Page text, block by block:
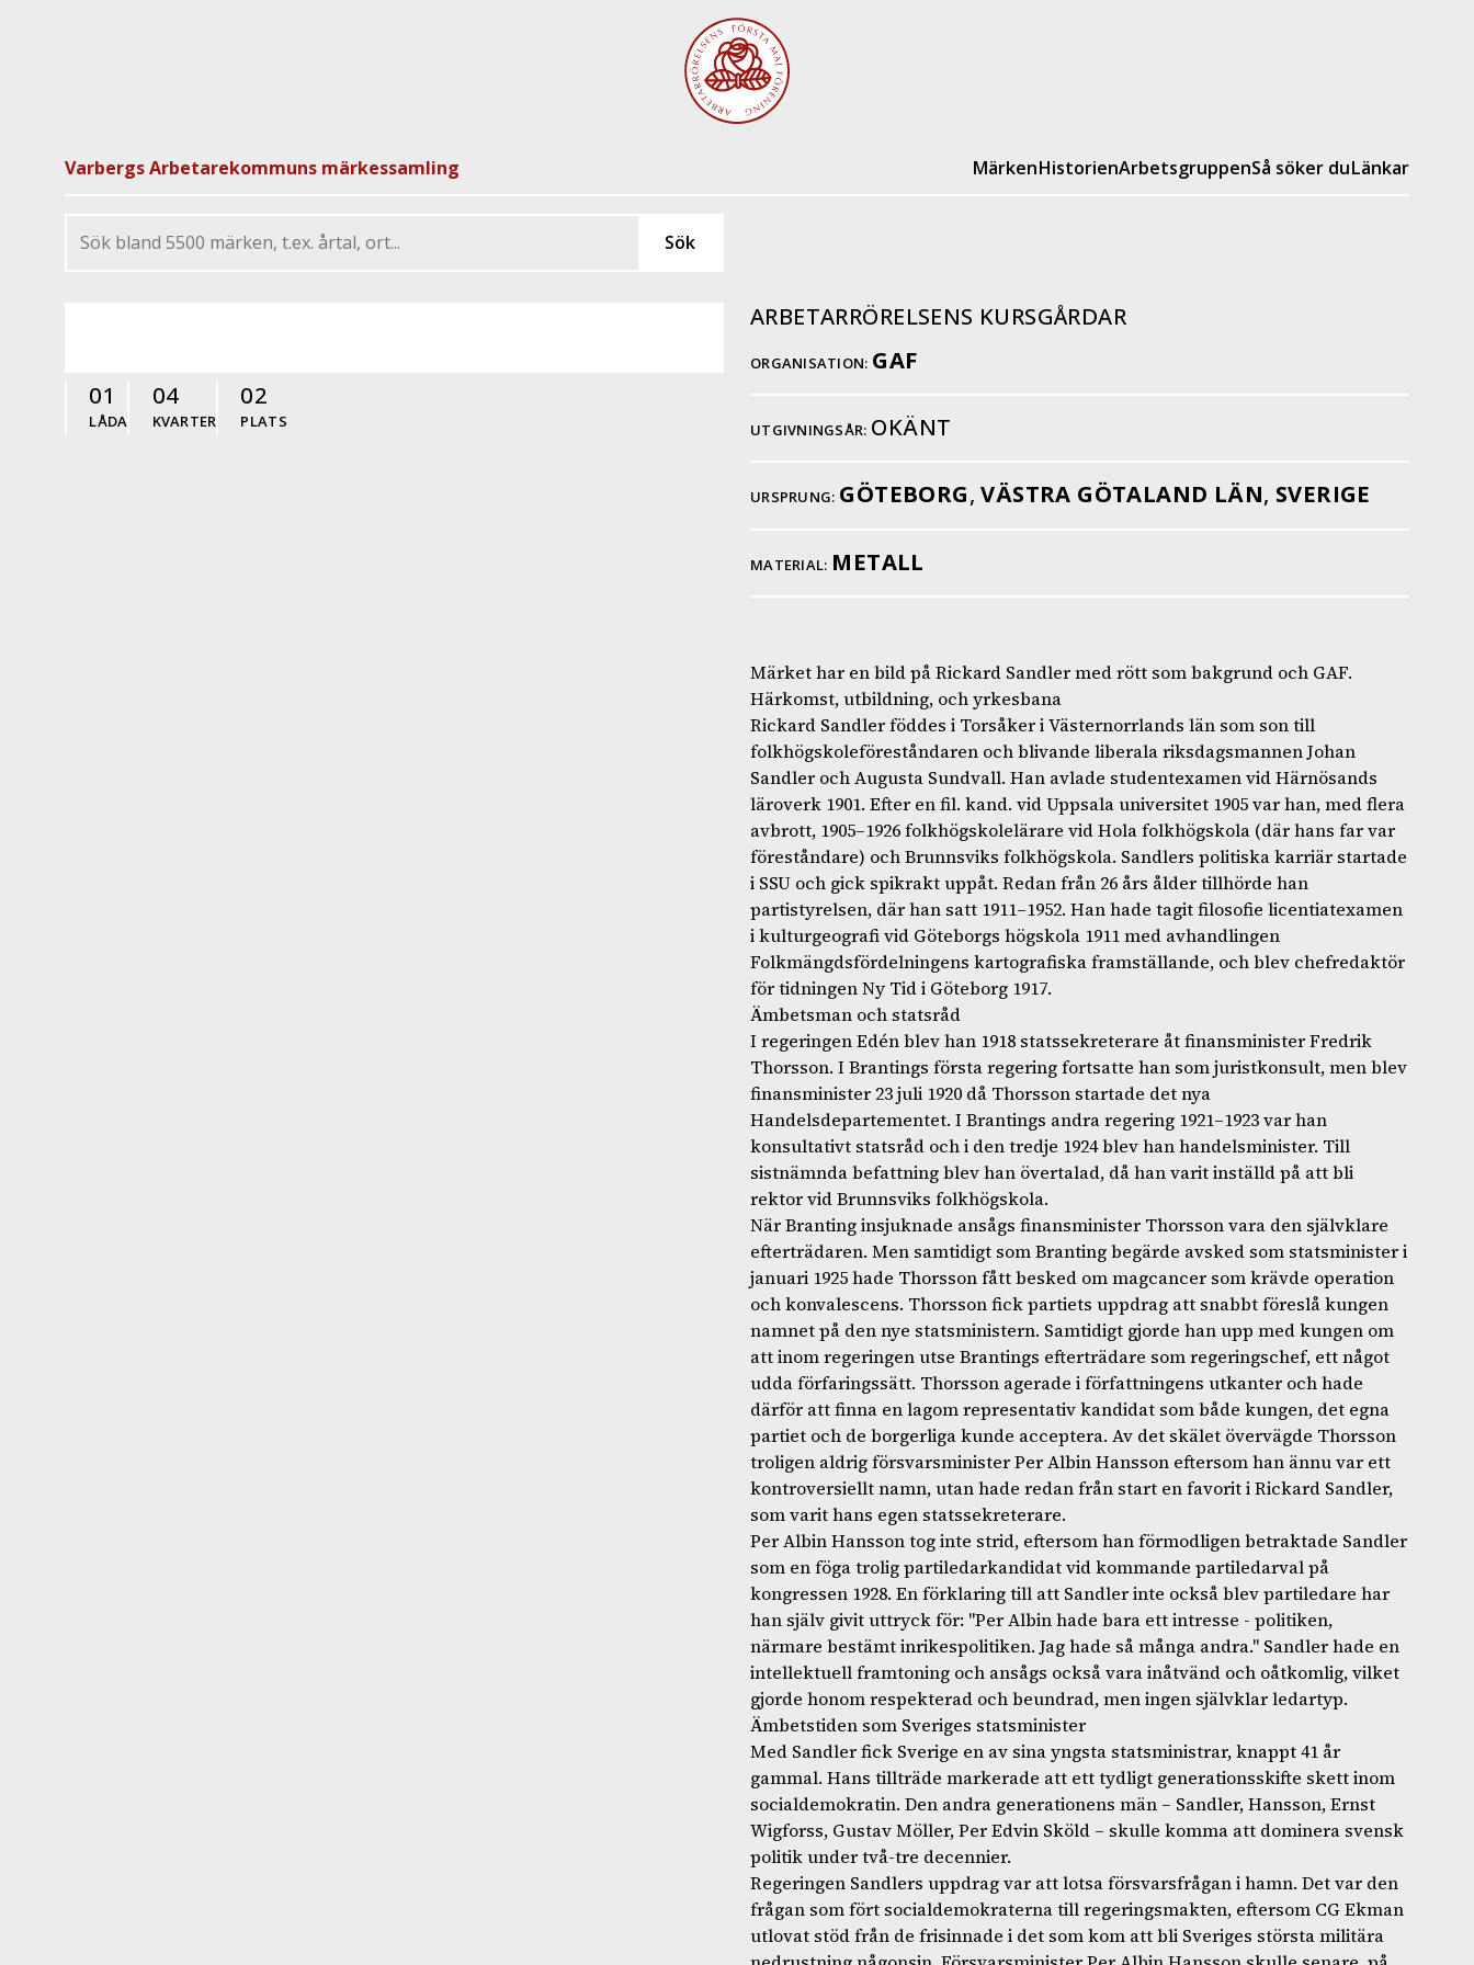
Varbergs Arbetarekommuns märkessamling MärkenHistorienArbetsgruppenSå söker duLänkar
01
LÅDA
04
KVARTER
02
PLATS
ARBETARRÖRELSENS KURSGÅRDAR
ORGANISATION: GAF
UTGIVNINGSÅR: OKÄNT
URSPRUNG: GÖTEBORG,VÄSTRA GÖTALAND LÄN, SVERIGE
MATERIAL: METALL
Märket har en bild på Rickard Sandler med rött som bakgrund och GAF.
Härkomst, utbildning, och yrkesbana
Rickard Sandler föddes i Torsåker i Västernorrlands län som son till
folkhögskoleföreståndaren och blivande liberala riksdagsmannen Johan
Sandler och Augusta Sundvall. Han avlade studentexamen vid Härnösands
läroverk 1901. Efter en fil. kand. vid Uppsala universitet 1905 var han, med flera
avbrott, 1905–1926 folkhögskolelärare vid Hola folkhögskola (där hans far var
föreståndare) och Brunnsviks folkhögskola. Sandlers politiska karriär startade
i SSU och gick spikrakt uppåt. Redan från 26 års ålder tillhörde han
partistyrelsen, där han satt 1911–1952. Han hade tagit filosofie licentiatexamen
i kulturgeografi vid Göteborgs högskola 1911 med avhandlingen
Folkmängdsfördelningens kartografiska framställande, och blev chefredaktör
för tidningen Ny Tid i Göteborg 1917.
Ämbetsman och statsråd
I regeringen Edén blev han 1918 statssekreterare åt finansminister Fredrik
Thorsson. I Brantings första regering fortsatte han som juristkonsult, men blev
finansminister 23 juli 1920 då Thorsson startade det nya
Handelsdepartementet. I Brantings andra regering 1921–1923 var han
konsultativt statsråd och i den tredje 1924 blev han handelsminister. Till
sistnämnda befattning blev han övertalad, då han varit inställd på att bli
rektor vid Brunnsviks folkhögskola.
När Branting insjuknade ansågs finansminister Thorsson vara den självklare
efterträdaren. Men samtidigt som Branting begärde avsked som statsminister i
januari 1925 hade Thorsson fått besked om magcancer som krävde operation
och konvalescens. Thorsson fick partiets uppdrag att snabbt föreslå kungen
namnet på den nye statsministern. Samtidigt gjorde han upp med kungen om
att inom regeringen utse Brantings efterträdare som regeringschef, ett något
udda förfaringssätt. Thorsson agerade i författningens utkanter och hade
därför att finna en lagom representativ kandidat som både kungen, det egna
partiet och de borgerliga kunde acceptera. Av det skälet övervägde Thorsson
troligen aldrig försvarsminister Per Albin Hansson eftersom han ännu var ett
kontroversiellt namn, utan hade redan från start en favorit i Rickard Sandler,
som varit hans egen statssekreterare.
Per Albin Hansson tog inte strid, eftersom han förmodligen betraktade Sandler
som en föga trolig partiledarkandidat vid kommande partiledarval på
kongressen 1928. En förklaring till att Sandler inte också blev partiledare har
han själv givit uttryck för: "Per Albin hade bara ett intresse - politiken,
närmare bestämt inrikespolitiken. Jag hade så många andra." Sandler hade en
intellektuell framtoning och ansågs också vara inåtvänd och oåtkomlig, vilket
gjorde honom respekterad och beundrad, men ingen självklar ledartyp.
Ämbetstiden som Sveriges statsminister
Med Sandler fick Sverige en av sina yngsta statsministrar, knappt 41 år
gammal. Hans tillträde markerade att ett tydligt generationsskifte skett inom
socialdemokratin. Den andra generationens män – Sandler, Hansson, Ernst
Wigforss, Gustav Möller, Per Edvin Sköld – skulle komma att dominera svensk
politik under två-tre decennier.
Regeringen Sandlers uppdrag var att lotsa försvarsfrågan i hamn. Det var den
frågan som fört socialdemokraterna till regeringsmakten, eftersom CG Ekman
utlovat stöd från de frisinnade i det som kom att bli Sveriges största militära